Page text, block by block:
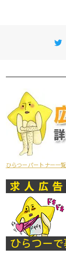
ひらつーパートナー一覧